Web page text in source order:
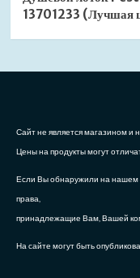
13701233 (Лучшая
Сайт не является магазином и
Цены на продукты могут
Если Вы обнаружили на нашем
права,
принадлежащие Вам, Вашей
На сайте могут быть